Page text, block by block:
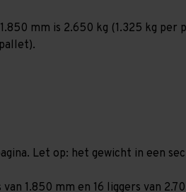
mm is 2.650 kg (1.325 kg
Let op: het gewicht in een
1.850 mm en 16 liggers van